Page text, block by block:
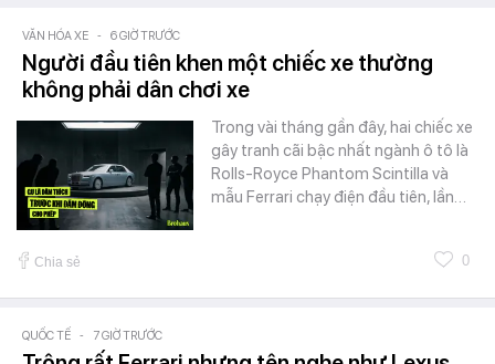
VĂN HÓA XE - 6 GIỜ TRƯỚC
Người đầu tiên khen một chiếc xe thường
không phải dân chơi xe
Trong vài tháng gần đây, hai chiếc xe
gây tranh cãi bậc nhất ngành ô tô là
Rolls-Royce Phantom Scintilla và
mẫu Ferrari chạy điện đầu tiên, lần…
Chia sẻ 0
QUỐC TẾ - 7 GIỜ TRƯỚC